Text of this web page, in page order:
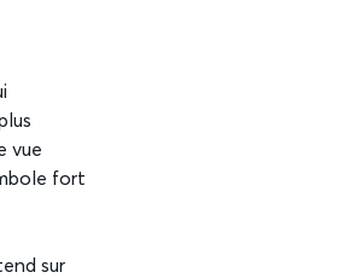
vue
fort
sur